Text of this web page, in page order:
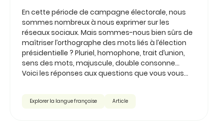
En cette période de campagne électorale, nous
sommes nombreux à nous exprimer sur les
réseaux sociaux. Mais sommes-nous bien sûrs de
maîtriser l’orthographe des mots liés à l’élection
présidentielle ? Pluriel, homophone, trait d’union,
sens des mots, majuscule, double consonne...
Voici les réponses aux questions que vous vous...
Explorer la langue française Article